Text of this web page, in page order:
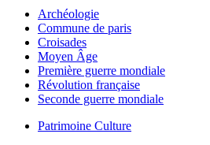
Archéologie
Commune de paris
Croisades
Moyen Âge
Première guerre mondiale
Révolution française
Seconde guerre mondiale
Patrimoine Culture